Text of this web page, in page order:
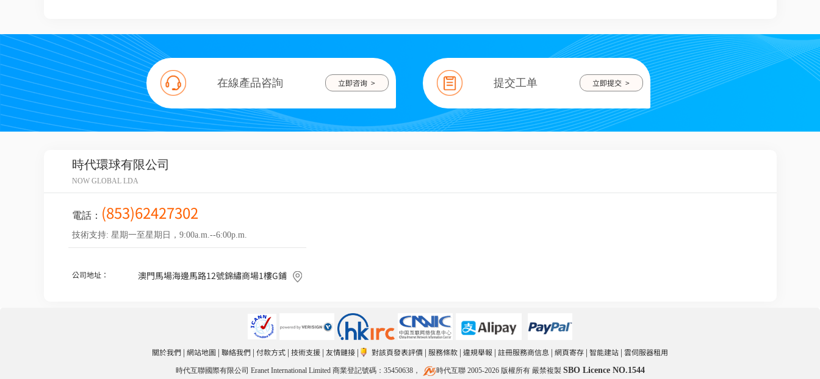
在線產品咨詢 立即咨询 > 提交工单 立即提交 >
時代環球有限公司
NOW GLOBAL LDA
電話： (853)62427302
技術支持: 星期一至星期日，9:00a.m.--6:00p.m.
公司地址： 澳門馬場海邊馬路12號錦繡商場1樓G鋪
關於我們 | 網站地圖 | 聯絡我們 | 付款方式 | 技術支援 | 友情鏈接 | 對該頁發表評價 | 服務條款 | 違規舉報 | 註冊服務商信息 | 網頁寄存 | 智能建站 | 雲伺服器租用
時代互聯國際有限公司 Eranet International Limited 商業登記號碼：35450638， 時代互聯 2005-2026 版權所有 嚴禁複製 SBO Licence NO.1544